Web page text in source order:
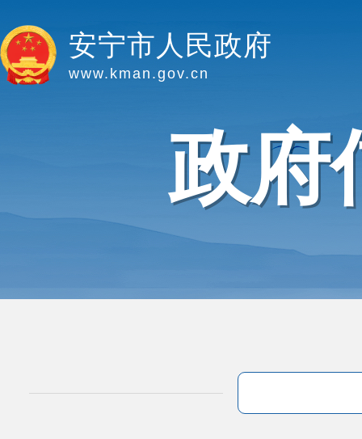
安宁市人民政府
www.kman.gov.cn
政府